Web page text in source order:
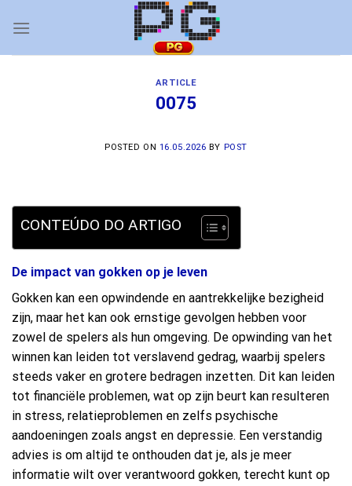
ARTICLE
0075
POSTED ON 16.05.2026 BY POST
CONTEÚDO DO ARTIGO
De impact van gokken op je leven
Gokken kan een opwindende en aantrekkelijke bezigheid
zijn, maar het kan ook ernstige gevolgen hebben voor
zowel de spelers als hun omgeving. De opwinding van het
winnen kan leiden tot verslavend gedrag, waarbij spelers
steeds vaker en grotere bedragen inzetten. Dit kan leiden
tot financiële problemen, wat op zijn beurt kan resulteren
in stress, relatieproblemen en zelfs psychische
aandoeningen zoals angst en depressie. Een verstandig
advies is om altijd te onthouden dat je, als je meer
informatie wilt over verantwoord gokken, terecht kunt op